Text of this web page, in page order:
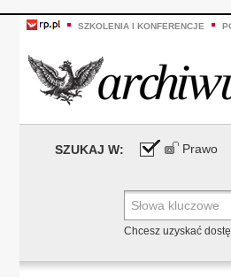
SZKOLENIA I KONFERENCJE
SZUKAJ W: Prawo
Chcesz uzyskać